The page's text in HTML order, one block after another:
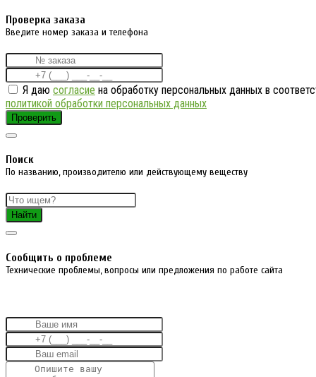
Проверка заказа
Введите номер заказа и телефона
Я даю согласие на обработку персональных данных в
политикой обработки персональных данных
Проверить
Поиск
По названию, производителю или действующему веществу
Найти
Cообщить о проблеме
Технические проблемы, вопросы или предложения по работе сайта